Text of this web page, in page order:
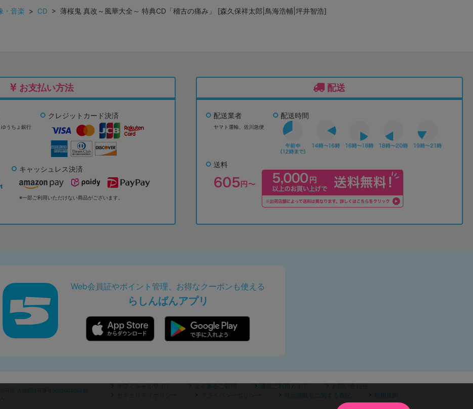
・音楽 > CD > 薄桜鬼 真改～風華大全～ 特典CD「稽古の痛み」 [森久保祥太郎|鳥海浩輔|坪井智浩]
お支払い方法
ゆうちょ銀行
クレジットカード決済
キャッシュレス決済
※一部ご利用いただけない商品がございます。
配送
配送業者
ヤマト運輸、佐川急便
配送時間
送料
Web会員証やポイント管理、お得なクーポンも使える
らしんばんアプリ
許可済 古物商許可番号305500206246
オフィシャルサイト よくあるご質問 通販ご利用ガイド
お問い合わせ
セキュリティポリシー
プライバシーポリシー 特定商取引に関する表記 利用規約